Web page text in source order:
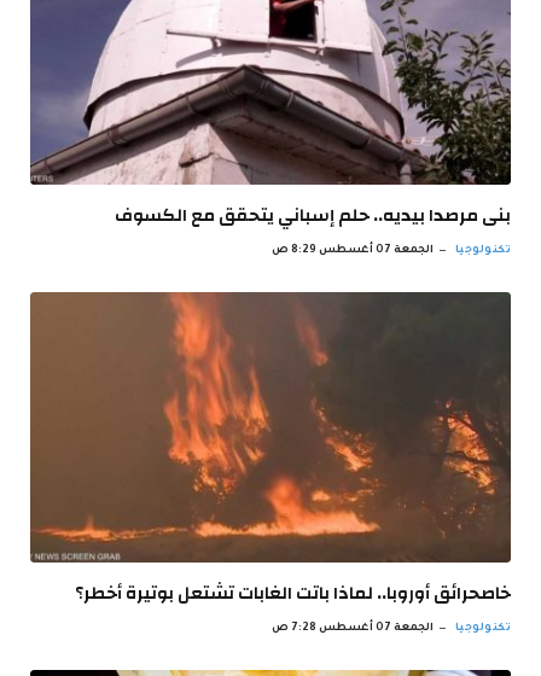
بنى مرصدا بيديه.. حلم إسباني يتحقق مع الكسوف
تكنولوجيا الجمعة 07 أغسطس 8:29 ص
خاصحرائق أوروبا.. لماذا باتت الغابات تشتعل بوتيرة أخطر؟
تكنولوجيا الجمعة 07 أغسطس 7:28 ص